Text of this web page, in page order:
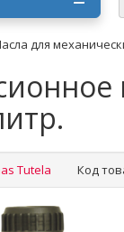
для
Tutela Код